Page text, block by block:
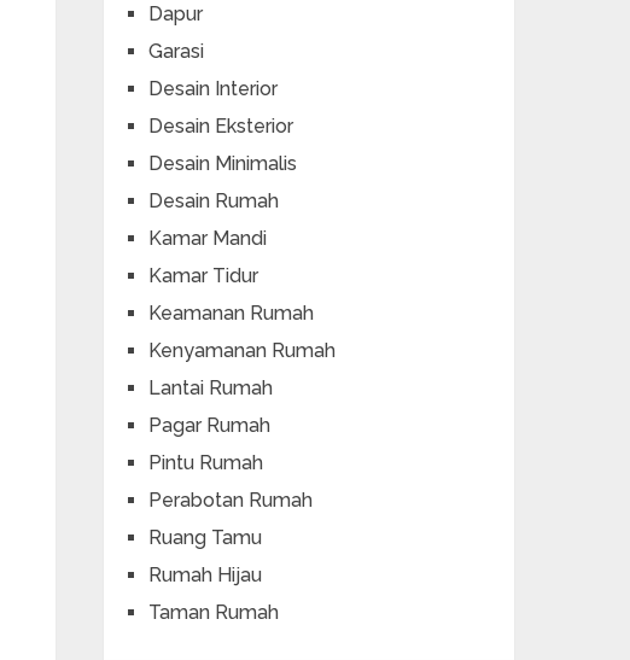
Dapur
Garasi
Desain Interior
Desain Eksterior
Desain Minimalis
Desain Rumah
Kamar Mandi
Kamar Tidur
Keamanan Rumah
Kenyamanan Rumah
Lantai Rumah
Pagar Rumah
Pintu Rumah
Perabotan Rumah
Ruang Tamu
Rumah Hijau
Taman Rumah